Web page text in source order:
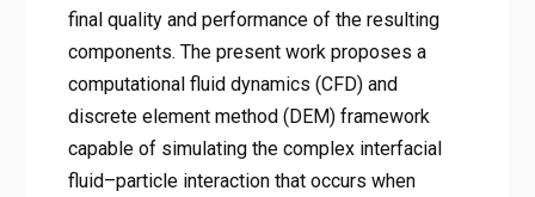
final quality and performance of the resulting
components. The present work proposes a
computational fluid dynamics (CFD) and
discrete element method (DEM) framework
capable of simulating the complex interfacial
fluid–particle interaction that occurs when